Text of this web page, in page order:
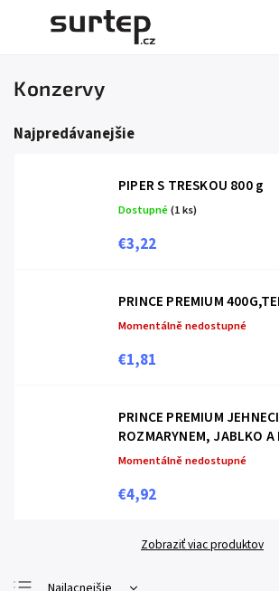
Konzervy
Najpredávanejšie
PIPER S TRESKOU 800 g
Dostupné(1 ks)
€3,22
PRINCE PREMIUM
Momentálně nedostupné
€1,81
PRINCE PREMIUM
ROZMARYNEM, JABLKO A
Momentálně nedostupné
€4,92
Zobraziť viac produktov